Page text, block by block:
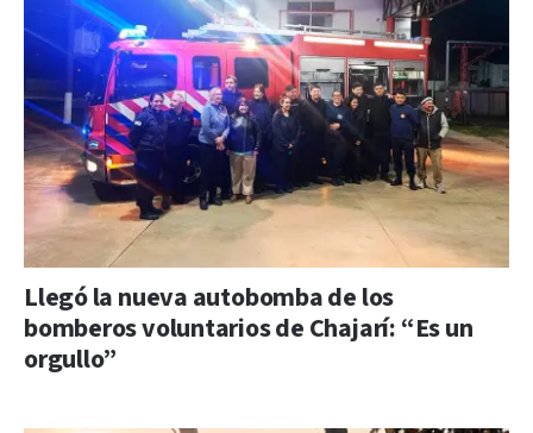
Llegó la nueva autobomba de los
bomberos voluntarios de Chajarí: “Es un
orgullo”